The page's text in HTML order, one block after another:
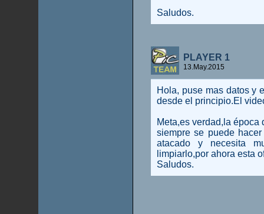
Saludos.
PLAYER 1
13.May.2015
Hola, puse mas datos y
desde el principio.El
Meta,es verdad,la
siempre se puede
atacado y necesita
limpiarlo,por ahora esta
Saludos.